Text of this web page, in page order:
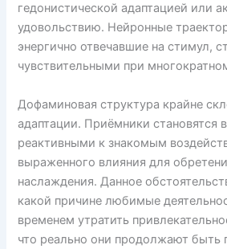
гедонистической адаптацией или
удовольствию. Нейронные
энергично отвечавшие на стимул,
чувствительными при
Дофаминовая структура крайне
адаптации. Приёмники становятся
реактивными к знакомым
выраженного влияния для
наслаждения. Данное
какой причине любимые
временем утратить
что реально они продолжают быть